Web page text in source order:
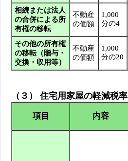
相続または法人
の合併による所
有権の移転
不動産
の価額
1,000
分の4
その他の所有権
の移転（贈与・
交換・収用等）
不動産
の価額
1,000
分の20
（３） 住宅用家屋の軽減税率
項目 内容